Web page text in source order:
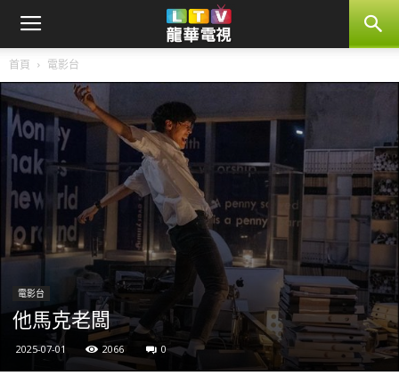
首頁 電影台
電影台
他馬克老闆
2025-07-01 2066 0